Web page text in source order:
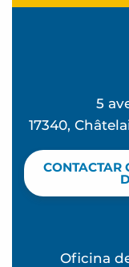
5
17340,
CONTACTAR
Oficina